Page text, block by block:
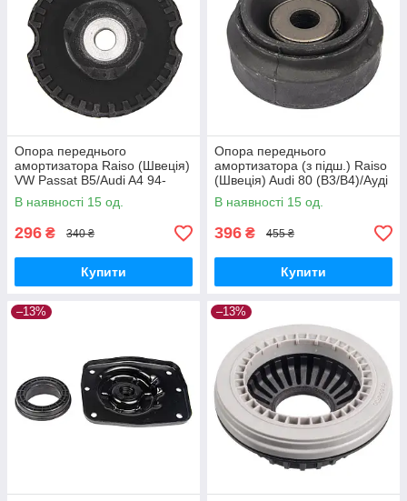
Опора переднього
амортизатора Raiso (Швеція)
VW Passat B5/Audi A4 94-
01,A6 97-05 #RС02082
UAINKKB17
В наявності 15 од.
296 ₴ 340 ₴
Купити
Опора переднього
амортизатора (з підш.) Raiso
(Швеція) Audi 80 (B3/B4)/Ауді
80 86-95 #RC02453
UAIXNSM17
В наявності 15 од.
396 ₴ 455 ₴
Купити
–13% –13%